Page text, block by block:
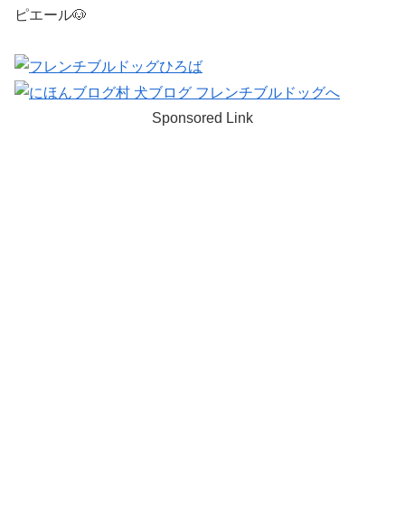
ピエール🐶
Sponsored Link